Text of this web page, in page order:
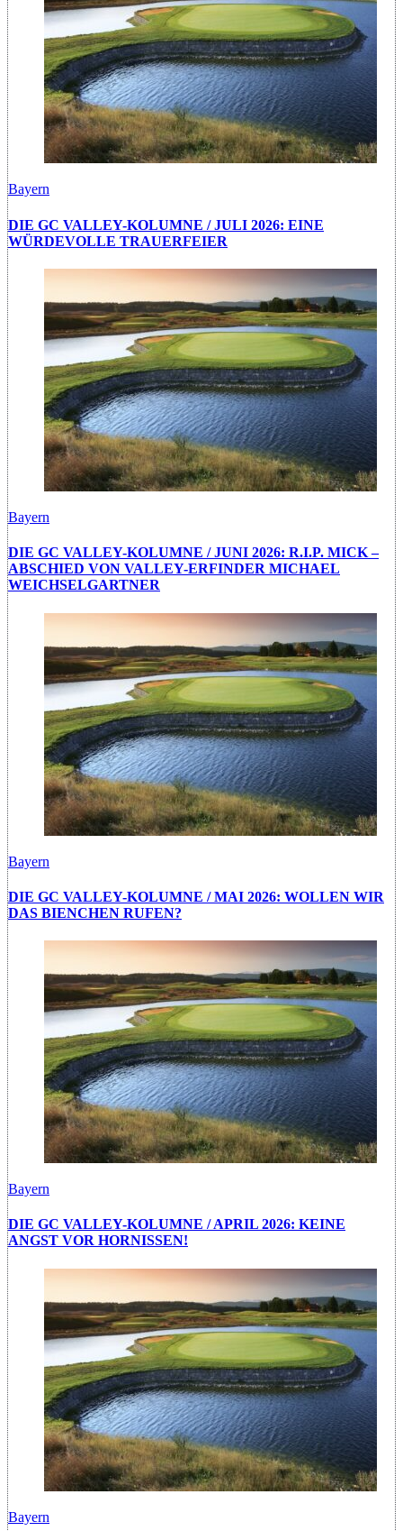
Bayern
DIE GC VALLEY-KOLUMNE / JULI 2026: EINE
WÜRDEVOLLE TRAUERFEIER
Bayern
DIE GC VALLEY-KOLUMNE / JUNI 2026: R.I.P. MICK –
ABSCHIED VON VALLEY-ERFINDER MICHAEL
WEICHSELGARTNER
Bayern
DIE GC VALLEY-KOLUMNE / MAI 2026: WOLLEN WIR
DAS BIENCHEN RUFEN?
Bayern
DIE GC VALLEY-KOLUMNE / APRIL 2026: KEINE
ANGST VOR HORNISSEN!
Bayern